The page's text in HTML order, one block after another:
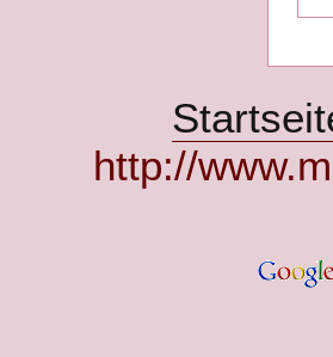
http://